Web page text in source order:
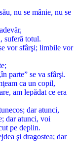
nu se mânie, nu se
suferă totul.
vor sfârşi; limbile vor
parte” se va sfârşi.
ca un copil,
am lepădat ce era
dar atunci,
dar atunci, voi
pe deplin.
şi dragostea; dar